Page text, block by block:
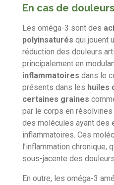
En cas de
Les oméga-3 sont des
polyinsaturés qui jouent
réduction des douleurs
principalement en
inflammatoires dans le
présents dans les huiles
certaines graines
par le corps en
des molécules ayant des
inflammatoires. Ces
l’inflammation chronique,
sous-jacente des
En outre, les oméga-3